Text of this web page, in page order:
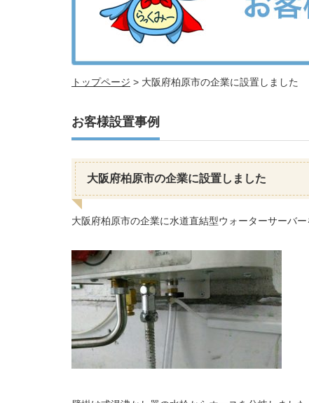
トップページ > 大阪府柏原市の企業に設置しました
お客様設置事例
大阪府柏原市の企業に設置しました
大阪府柏原市の企業に水道直結型ウォーターサーバ